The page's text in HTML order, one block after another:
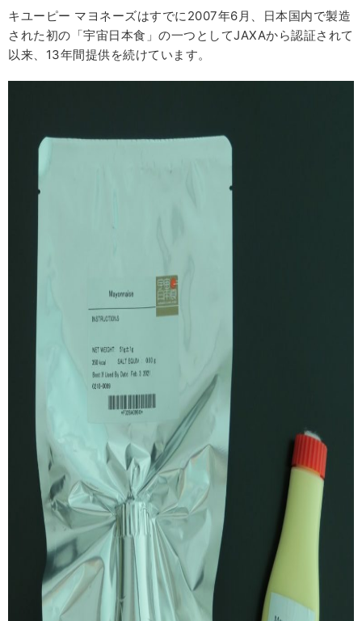
キユーピー マヨネーズはすでに2007年6月、日本国内で製造
された初の「宇宙日本食」の一つとしてJAXAから認証されて
以来、13年間提供を続けています。